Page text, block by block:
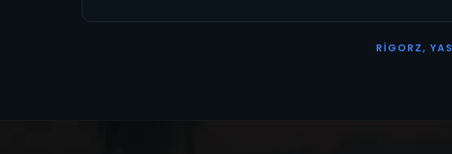
R I G O R Z, YAS